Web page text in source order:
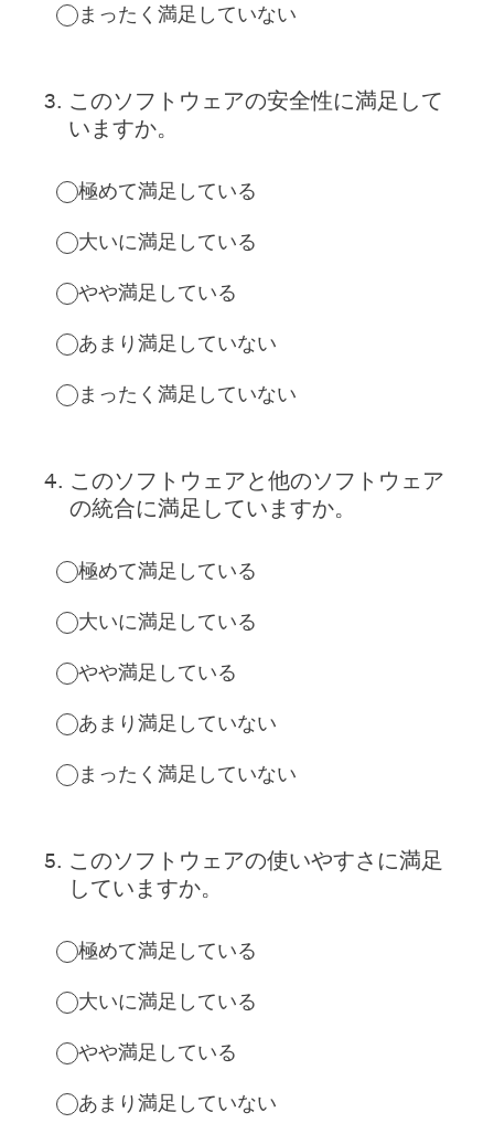
まったく満足していない
3. このソフトウェアの安全性に満足して
いますか。
極めて満足している
大いに満足している
やや満足している
あまり満足していない
まったく満足していない
4. このソフトウェアと他のソフトウェア
の統合に満足していますか。
極めて満足している
大いに満足している
やや満足している
あまり満足していない
まったく満足していない
5. このソフトウェアの使いやすさに満足
していますか。
極めて満足している
大いに満足している
やや満足している
あまり満足していない